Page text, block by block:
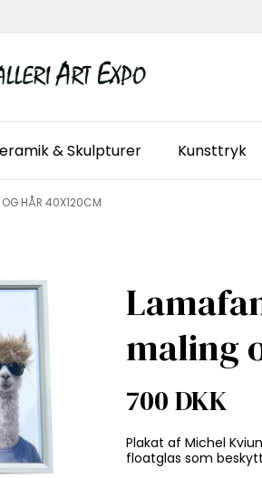
& Skulpturer Kunsttryk
OG HÅR 40X120CM
maling
700 DKK
Plakat af Michel
floatglas som